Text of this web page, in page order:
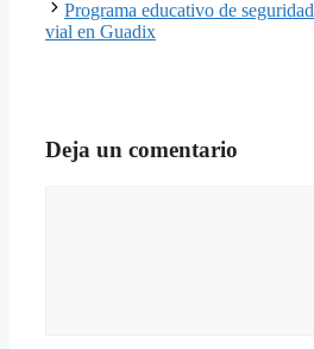
Programa educativo de seguridad
vial en Guadix
Deja un comentario